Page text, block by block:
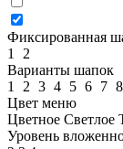
Фиксированная
1
2
Варианты шапок
1
2 3 4 5 6 7 8
Цвет меню
Цветное Светлое
Уровень